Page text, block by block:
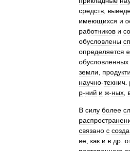
средств;
имеющихся и
работников и
обусловлены
определяется
обусловленных
земли
научно-технич
р-ний и ж-ных
В силу более
связано с
ве как и в др